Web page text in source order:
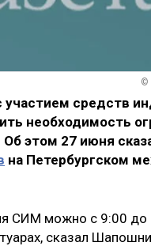
©
средств
необходимость
этом 27 июня
на Петербургском
СИМ можно с 9:00
сказал